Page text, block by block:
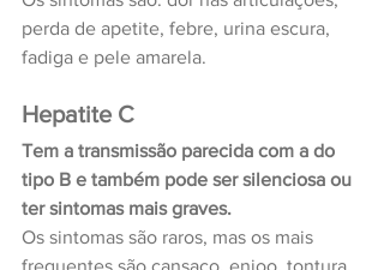
perda de apetite, febre, urina escura,
fadiga e pele amarela.
Hepatite C
Tem a transmissão parecida com a do
tipo B e também pode ser silenciosa ou
ter sintomas mais graves.
Os sintomas são raros, mas os mais